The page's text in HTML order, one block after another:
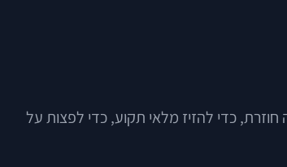
כדי להזיז מלאי תקוע, כדי לפצות על